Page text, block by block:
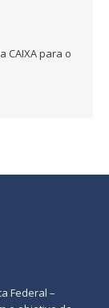
CAIXA para o
Federal –